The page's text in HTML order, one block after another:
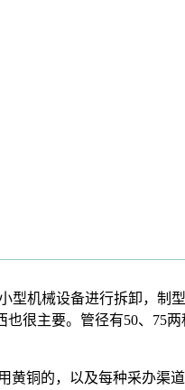
机械设备进行拆卸，制
很主要。管径有50、75
铜的，以及每种采办渠